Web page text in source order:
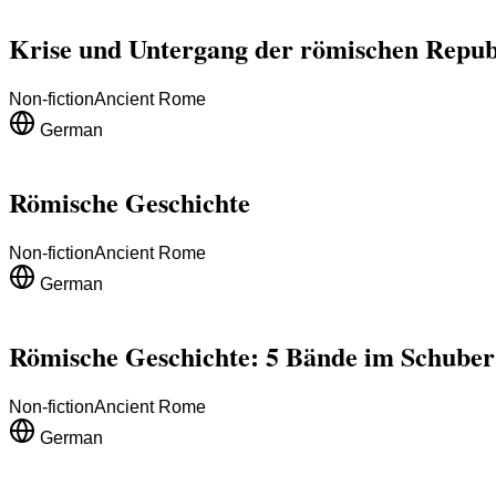
Krise und Untergang der römischen
Non-fictionAncient Rome
German
Römische Geschichte
Non-fictionAncient Rome
German
Römische Geschichte: 5 Bände im Schuber
Non-fictionAncient Rome
German